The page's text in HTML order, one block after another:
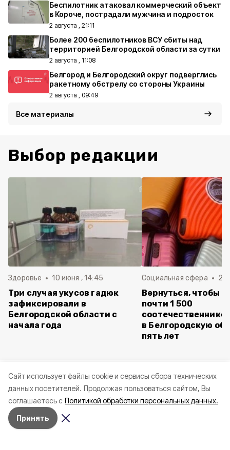
Cайт использует файлы cookie и сервисы сбора технических
данных посетителей. Продолжая пользоваться сайтом, Вы
соглашаетесь с Политикой обработки персональных данных.
Принять
Беспилотник атаковал коммерческий объект
в Короче, пострадали мужчина и подросток
2 августа , 21:11
Более 200 беспилотников ВСУ сбиты над
территорией Белгородской области за сутки
2 августа , 11:08
Белгород и Белгородский округ подверглись
ракетному обстрелу со стороны Украины
2 августа , 09:49
Все материалы
Выбор редакции
Здоровье 10 июня , 14:45
Три случая укусов гадюк
зафиксировали в
Белгородской области с
начала года
Социальная сфера 20
Вернуться, чтобы
почти 1 500
в Белгородскую
пять лет